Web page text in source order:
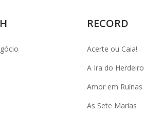
RECORD
Acerte ou Caia!
A Ira do Herdeiro
Amor em Ruínas
As Sete Marias